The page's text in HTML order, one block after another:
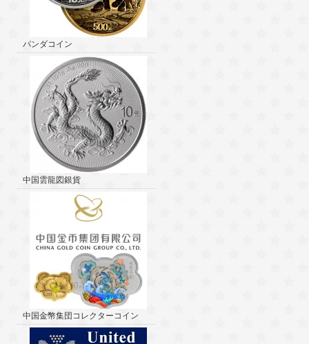
パンダコイン
中国雲龍図銀貨
中国金幣集団コレクターコイン